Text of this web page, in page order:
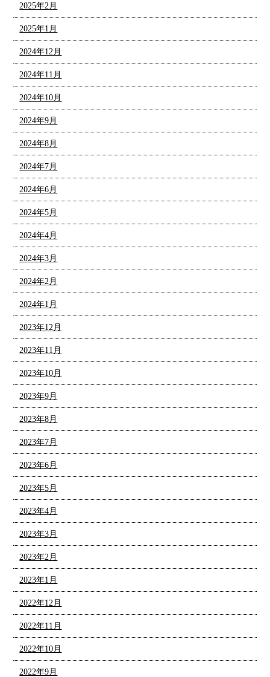
2025年2月
2025年1月
2024年12月
2024年11月
2024年10月
2024年9月
2024年8月
2024年7月
2024年6月
2024年5月
2024年4月
2024年3月
2024年2月
2024年1月
2023年12月
2023年11月
2023年10月
2023年9月
2023年8月
2023年7月
2023年6月
2023年5月
2023年4月
2023年3月
2023年2月
2023年1月
2022年12月
2022年11月
2022年10月
2022年9月